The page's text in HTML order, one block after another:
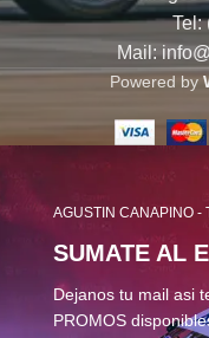
Tel:
Mail:
Powered by
AGUSTIN CANAPINO -
SUMATE AL
Dejanos tu mail asi
PROMOS